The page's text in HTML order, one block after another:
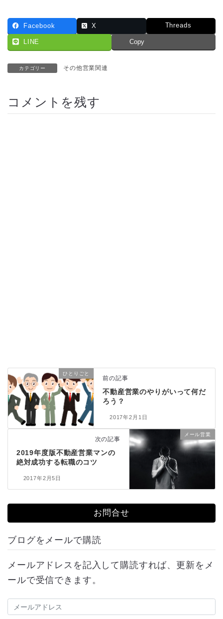
Facebook X Threads
LINE Copy
カテゴリー その他営業関連
コメントを残す
ひとりごと
前の記事
不動産営業のやりがいって何だ
ろう？
2017年2月1日
メール営業
次の記事
2019年度版不動産営業マンの
絶対成功する転職のコツ
2017年2月5日
お問合せ
ブログをメールで購読
メールアドレスを記入して購読すれば、更新をメ
ールで受信できます。
メ